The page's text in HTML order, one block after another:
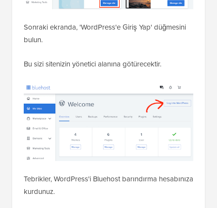
Sonraki ekranda, 'WordPress'e Giriş Yap' düğmesini
bulun.
Bu sizi sitenizin yönetici alanına götürecektir.
Tebrikler, WordPress'i Bluehost barındırma hesabınıza
kurdunuz.